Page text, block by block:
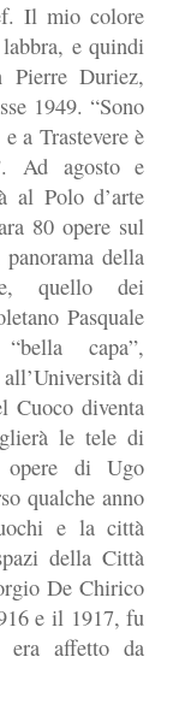
Il mio colore
e quindi
Pierre Duriez,
1949. “Sono
a Trastevere è
Ad agosto e
al Polo d’arte
80 opere sul
della
quello dei
Pasquale
capa”,
di
Cuoco diventa
le tele di
opere di Ugo
qualche anno
e la città
della Città
De Chirico
e il 1917, fu
era affetto da